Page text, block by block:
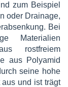
zum Beispiel
oder Drainage,
Bei
Materialien
rostfreiem
aus Polyamid
seine hohe
und ist trägt